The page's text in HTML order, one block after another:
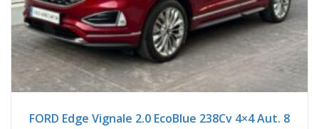
FORD Edge Vignale 2.0 EcoBlue 238Cv 4×4 Aut. 8